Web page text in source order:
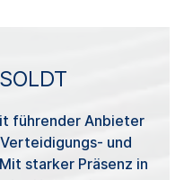
führender Anbieter
und
starker Präsenz in